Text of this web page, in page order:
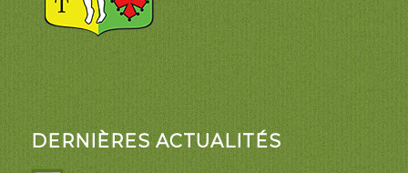
DERNIÈRES ACTUALITÉS